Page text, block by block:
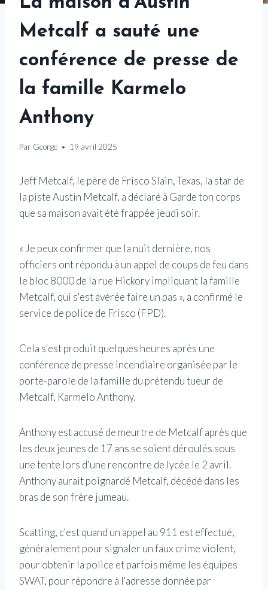
Metcalf a sauté une
conférence de presse de
la famille Karmelo
Anthony
Par George 19 avril 2025
Jeff Metcalf, le père de Frisco Slain, Texas, la star de
la piste Austin Metcalf, a déclaré à Garde ton corps
que sa maison avait été frappée jeudi soir.
« Je peux confirmer que la nuit dernière, nos
officiers ont répondu à un appel de coups de feu dans
le bloc 8000 de la rue Hickory impliquant la famille
Metcalf, qui s'est avérée faire un pas », a confirmé le
service de police de Frisco (FPD).
Cela s'est produit quelques heures après une
conférence de presse incendiaire organisée par le
porte-parole de la famille du prétendu tueur de
Metcalf, Karmelo Anthony.
Anthony est accusé de meurtre de Metcalf après que
les deux jeunes de 17 ans se soient déroulés sous
une tente lors d'une rencontre de lycée le 2 avril.
Anthony aurait poignardé Metcalf, décédé dans les
bras de son frère jumeau.
Scatting, c'est quand un appel au 911 est effectué,
généralement pour signaler un faux crime violent,
pour obtenir la police et parfois même les équipes
SWAT, pour répondre à l'adresse donnée par